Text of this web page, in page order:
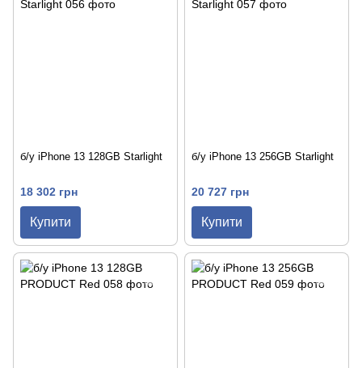
б/у iPhone 13 128GB Starlight
18 302 грн
Купити
б/у iPhone 13 256GB Starlight
20 727 грн
Купити